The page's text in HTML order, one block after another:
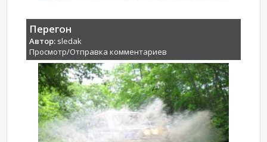
Перегон
Автор: sledak
Просмотр/Отправка комментариев